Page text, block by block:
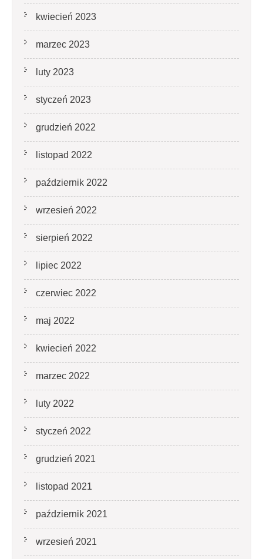
kwiecień 2023
marzec 2023
luty 2023
styczeń 2023
grudzień 2022
listopad 2022
październik 2022
wrzesień 2022
sierpień 2022
lipiec 2022
czerwiec 2022
maj 2022
kwiecień 2022
marzec 2022
luty 2022
styczeń 2022
grudzień 2021
listopad 2021
październik 2021
wrzesień 2021